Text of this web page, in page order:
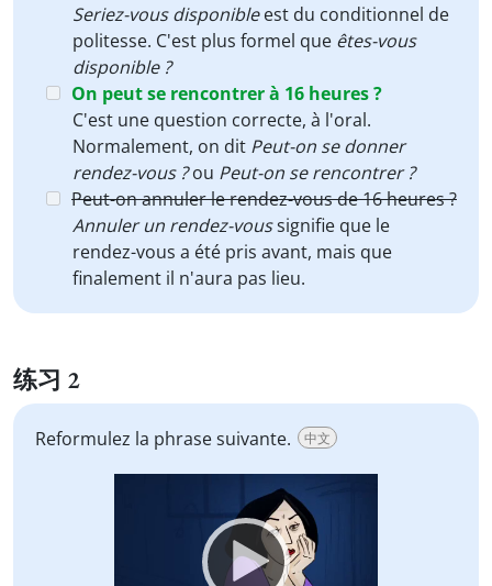
Seriez-vous disponibleest du conditionnel de
politesse. C'est plus formel que êtes-vous
disponible ?
On peut se rencontrer à 16 heures ?
C'est une question correcte, à l'oral.
Normalement, on dit Peut-on se donner
rendez-vous ?ou Peut-on se rencontrer ?
Peut-on annuler le rendez-vous de 16 heures ?
Annuler un rendez-voussignifie que le
rendez-vous a été pris avant, mais que
finalement il n'aura pas lieu.
练习 2
Reformulez la phrase suivante. 中文